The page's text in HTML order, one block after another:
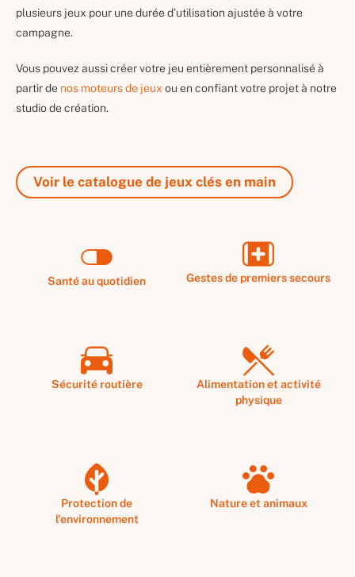
plusieurs jeux pour une durée d’utilisation ajustée à votre
campagne.
Vous pouvez aussi créer votre jeu entièrement personnalisé à
partir de nos moteurs de jeux ou en confiant votre projet à notre
studio de création.
Voir le catalogue de jeux clés en main
Santé au quotidien Gestes de premiers secours
Sécurité routière
Alimentation et activité
physique
Protection de
l'environnement
Nature et animaux